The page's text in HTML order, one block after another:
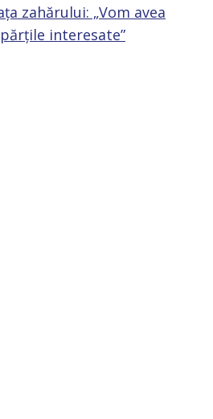
zahărului: „Vom avea
interesate”